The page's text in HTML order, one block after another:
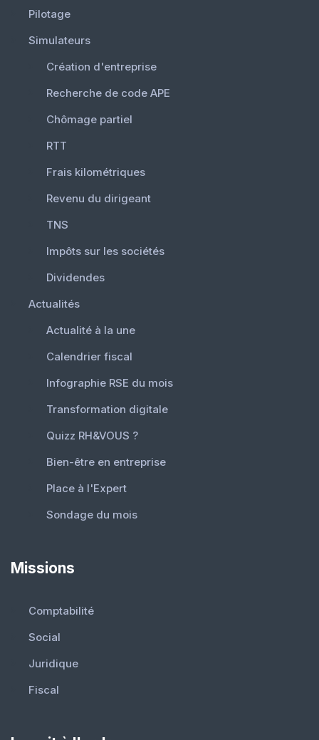
Pilotage
Simulateurs
Création d'entreprise
Recherche de code APE
Chômage partiel
RTT
Frais kilométriques
Revenu du dirigeant
TNS
Impôts sur les sociétés
Dividendes
Actualités
Actualité à la une
Calendrier fiscal
Infographie RSE du mois
Transformation digitale
Quizz RH&VOUS ?
Bien-être en entreprise
Place à l'Expert
Sondage du mois
Missions
Comptabilité
Social
Juridique
Fiscal